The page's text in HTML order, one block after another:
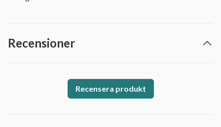
Recensioner
Recensera produkt